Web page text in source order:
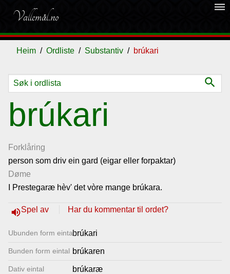
Vallemål.no
dehaze
Heim Ordliste Substantiv brúkari
search
brúkari
Forklåring
person som driv ein gard (eigar eller forpaktar)
Døme
I Prestegaræ hèv' det vòre mange brúkara.
volume_upSpel av Har du kommentar til ordet?
Ubunden form eintalbrúkari
Bunden form eintal brúkaren
Dativ eintal brúkaræ
Ordliste
Om
vallemålet
Gjestebok
Nyhende
Lenkjer